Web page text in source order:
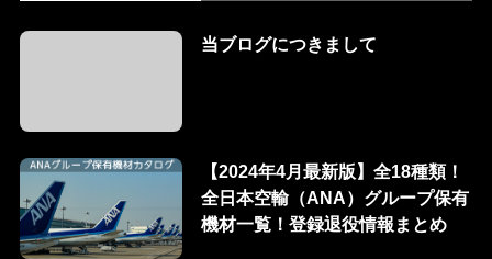
当ブログにつきまして
【2024年4月最新版】全18種類！
全日本空輸（ANA）グループ保有
機材一覧！登録退役情報まとめ